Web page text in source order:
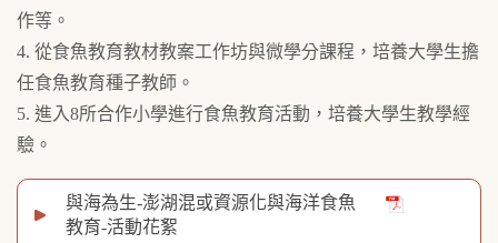
作等。
4. 從食魚教育教材教案工作坊與微學分課程，培養大學生擔
任食魚教育種子教師。
5. 進入8所合作小學進行食魚教育活動，培養大學生教學經
驗。
與海為生-澎湖混或資源化與海洋食魚
教育-活動花絮